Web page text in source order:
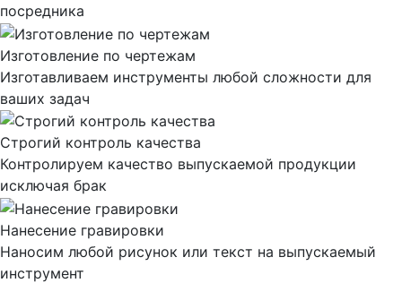
посредника
Изготовление по чертежам
Изготавливаем инструменты любой сложности для
ваших задач
Строгий контроль качества
Контролируем качество выпускаемой продукции
исключая брак
Нанесение гравировки
Наносим любой рисунок или текст на выпускаемый
инструмент